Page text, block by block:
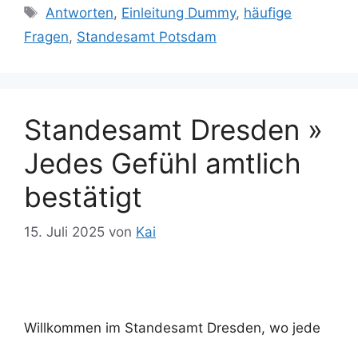
Schlagwörter
Antworten, Einleitung Dummy, häufige
Fragen, Standesamt Potsdam
Standesamt Dresden »
Jedes Gefühl amtlich
bestätigt
15. Juli 2025 von Kai
Willkommen im Standesamt Dresden, wo jede